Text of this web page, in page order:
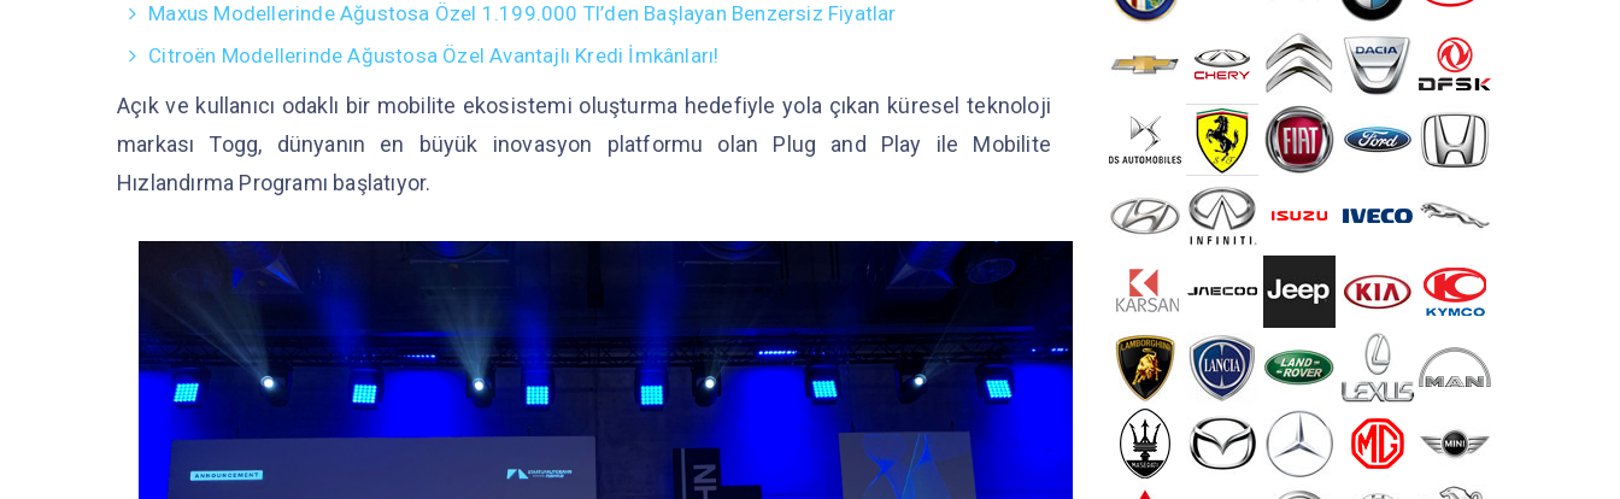
Maxus Modellerinde Ağustosa Özel 1.199.000 Tl’den Başlayan Benzersiz Fiyatlar
Citroën Modellerinde Ağustosa Özel Avantajlı Kredi İmkânları!
Açık ve kullanıcı odaklı bir mobilite ekosistemi oluşturma hedefiyle yola çıkan küresel teknoloji
markası Togg, dünyanın en büyük inovasyon platformu olan Plug and Play ile Mobilite
Hızlandırma Programı başlatıyor.